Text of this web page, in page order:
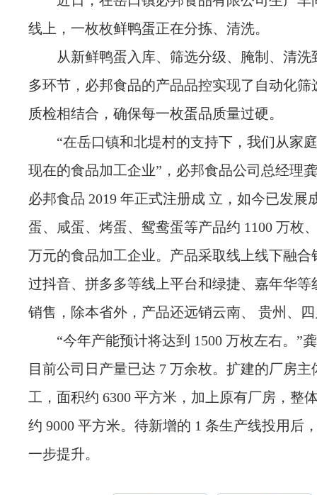
线上，一枚枚鲜鸭蛋正在分拣、清洗。
从新鲜鸭蛋入库、筛选分级、腌制、清洗
多环节，必邦食品的产品品控实现了自动化筛
质检相结合，确保每一枚蛋品质量过硬。
“在岳口镇和北堤村的支持下，我们从家
现在的食品加工企业”，必邦食品公司总经理
必邦食品 2019 年正式注册成 立，如今已发展
蛋、咸蛋、烤蛋、鸳鸯蛋等产品约 1100 万枚
万元的食品加工企业。产品采取线上线下融合
过抖音、拼多多等线上平台和绿捷、嘉年华等
销售，除本省外，产品还远销云南、 贵州、
“今年产能预计将达到 1500 万枚左右。”
目前公司日产量已达 7 万余枚。扩建的厂房主
工，面积约 6300 平方米，加上原有厂房，整
约 9000 平方米。待新增的 1 条生产线投用后
一步提升。